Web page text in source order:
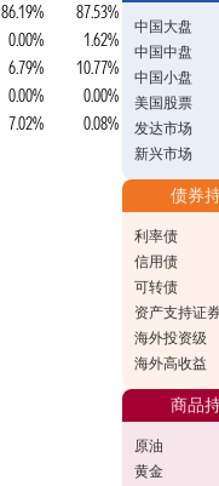
86.19%
87.53%
0.00%
1.62%
6.79%
10.77%
0.00%
0.00%
7.02% 0.08%
中国大盘
中国中盘
中国小盘
美国股票
发达市场
新兴市场
债券
利率债
信用债
可转债
资产支持证
海外投资级
海外高收益
商品
原油
黄金